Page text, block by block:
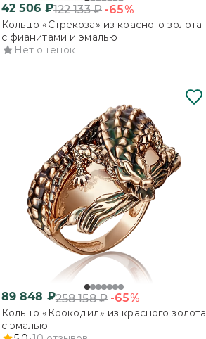
42 506 ₽122 133₽ -65%
Кольцо «Стрекоза» из красного золота
с фианитами и эмалью
Нет оценок
89 848 ₽258 158₽ -65%
Кольцо «Крокодил» из красного золота
с эмалью